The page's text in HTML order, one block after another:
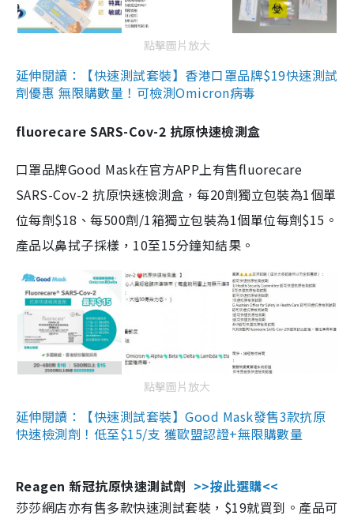
點擊圖片放大
延伸閱讀：【快速測試套裝】香港口罩品牌$19快速測試
劑優惠 無限購數量！可檢測Omicron病毒
fluorecare SARS-Cov-2 抗原快速檢測盒
口罩品牌Good Mask在官方APP上有售fluorecare
SARS-Cov-2 抗原快速檢測盒，每20劑獨立包裝為1個單
位每劑$18、每500劑/1箱獨立包裝為1個單位每劑$15。
產品以鼻拭子採樣，10至15分鐘知結果。
點擊圖片放大
延伸閱讀：【快速測試套裝】Good Mask發售3款抗原
快速檢測劑！低至$15/支 獲歐盟認證+無限購數量
Reagen 新冠抗原快速測試劑 >>按此選購<<
莎莎網店亦有售多款快速測試套裝，$19就買到。產品可